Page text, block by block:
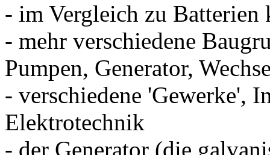
- im Vergleich zu Batterien
- mehr verschiedene
Pumpen, Generator,
- verschiedene 'Gewerke',
Elektrotechnik
- der Generator (die